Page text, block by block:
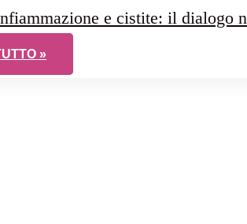
e cistite: il dialogo
INFIAMMAZIONE E CISTITE: IL
»